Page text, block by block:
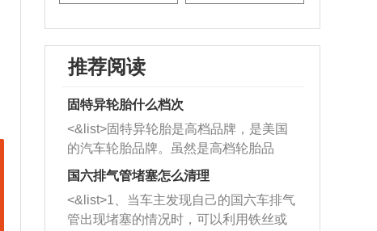
推荐阅读
固特异轮胎什么档次
<&list>固特异轮胎是高档品牌，是美国
的汽车轮胎品牌。虽然是高档轮胎品
牌，但是中高低端的轮胎都有生产，这
也是为了更好的开拓市场。
国六排气管堵塞怎么清理
<&list>1、当车主发现自己的国六车排气
管出现堵塞的情况时，可以利用铁丝或